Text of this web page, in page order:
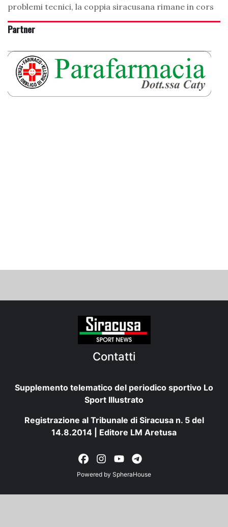
problemi tecnici, la coppia siracusana rimane in cors
Partner
Contatti
Supplemento telematico del periodico sportivo Lo
Sport Illustrato
Registrazione al Tribunale di Siracusa n. 5 del
14.8.2014 | Editore LM Aretusa
Powered by SpheraHouse